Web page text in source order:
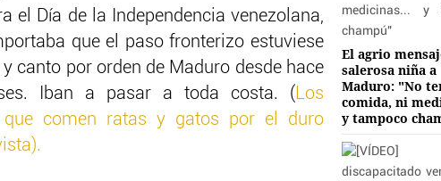
El agrio
salerosa niña a
Maduro: "No
comida, ni
y tampoco
el Día de la Independencia venezolana,
que el paso fronterizo estuviese
canto por orden de Maduro desde hace
Iban a pasar a toda costa. ( Los
que comen ratas y gatos por el duro